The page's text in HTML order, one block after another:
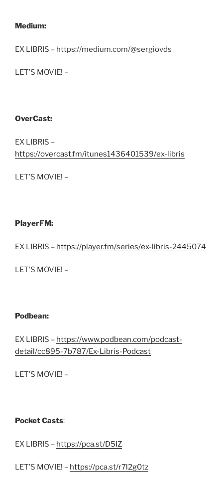
Medium:
EX LIBRIS – https://medium.com/@sergiovds
LET’S MOVIE! –
OverCast:
EX LIBRIS –
https://overcast.fm/itunes1436401539/ex-libris
LET’S MOVIE! –
PlayerFM:
EX LIBRIS – https://player.fm/series/ex-libris-2445074
LET’S MOVIE! –
Podbean:
EX LIBRIS – https://www.podbean.com/podcast-
detail/cc895-7b787/Ex-Libris-Podcast
LET’S MOVIE! –
Pocket Casts:
EX LIBRIS – https://pca.st/D5IZ
LET’S MOVIE! – https://pca.st/r7l2g0tz